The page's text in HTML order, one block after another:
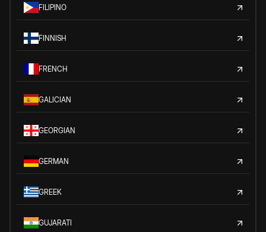
FILIPINO
FINNISH
FRENCH
GALICIAN
GEORGIAN
GERMAN
GREEK
GUJARATI